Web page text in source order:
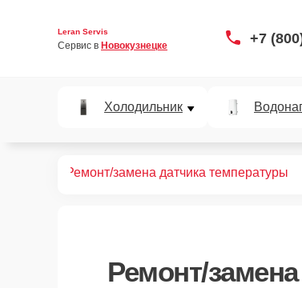
Leran Servis
Сервис в Новокузнецке +7
Холодильник
Ремонт/замена датчика температуры
Ремонт/